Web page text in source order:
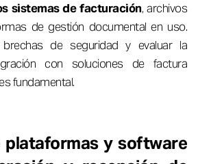
sistemas de facturación, archivos
de gestión documental en uso.
brechas de seguridad y evaluar la
con soluciones de factura
fundamental.
plataformas y software